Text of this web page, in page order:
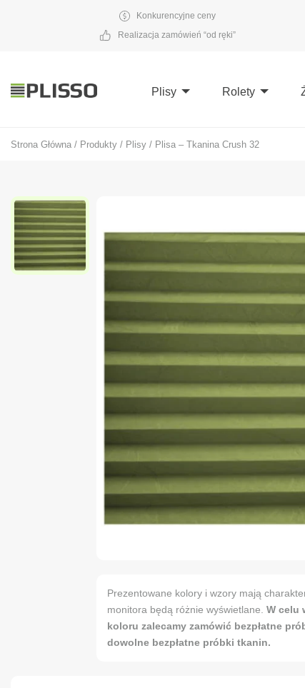
Konkurencyjne ceny
Realizacja zamówień “od ręki”
Plisy Rolety
Strona Główna / Produkty / Plisy / Plisa – Tkanina Crush 32
Prezentowane kolory i wzory mają
monitora będą różnie wyświetlane. W celu
koloru zalecamy zamówić bezpłatne
dowolne bezpłatne próbki tkanin.